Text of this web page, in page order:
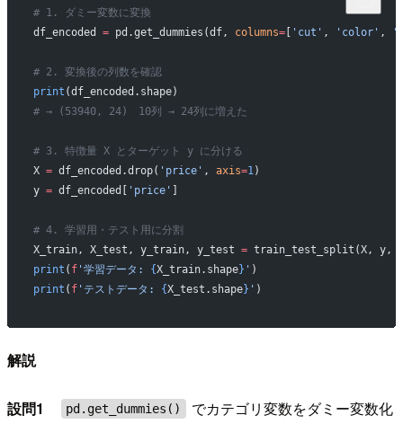
# 1. ダミー変数に変換
df_encoded = pd.get_dummies(df, columns=[ 'cut' , 'color' ,
# 2. 変換後の列数を確認
print (df_encoded.shape)
# → (53940, 24)　10列 → 24列に増えた
# 3. 特徴量 X とターゲット y に分ける
X = df_encoded.drop( 'price' , axis=1)
y = df_encoded[ 'price'
# 4. 学習用・テスト用に分割
X_train, X_test, y_train, y_test = train_test_split(X, y,
print ( f'学習データ: {X_train.shape} ' )
print ( f'テストデータ: {X_test.shape} ' )
解説
設問1 pd.get_dummies()
でカテゴリ変数をダミー変数化